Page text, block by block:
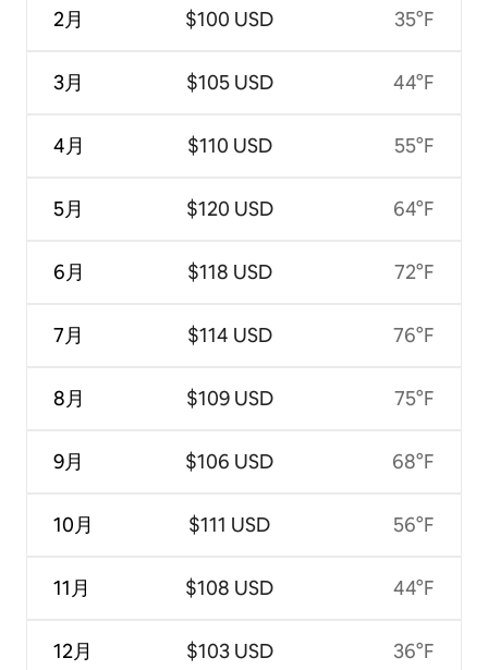
2月
3月
4月
5月
6月
7月
8月
9月
10月
11月
12月
$100 USD
$105 USD
$110 USD
$120 USD
$118 USD
$114 USD
$109 USD
$106 USD
$111 USD
$108 USD
$103 USD
35°F
44°F
55°F
64°F
72°F
76°F
75°F
68°F
56°F
44°F
36°F